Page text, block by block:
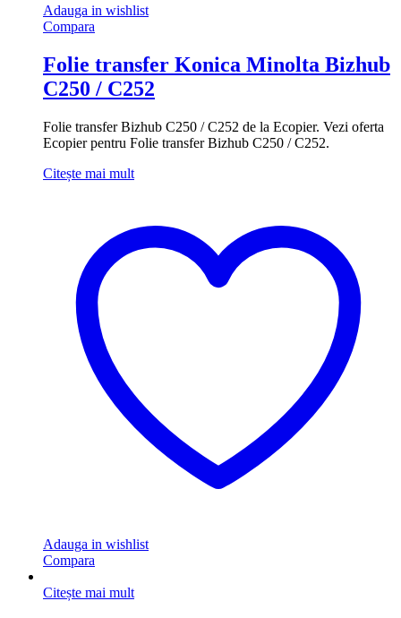
Adauga in wishlist
Compara
Folie transfer Konica Minolta Bizhub
C250 / C252
Folie transfer Bizhub C250 / C252 de la Ecopier. Vezi oferta
Ecopier pentru Folie transfer Bizhub C250 / C252.
Citește mai mult
Adauga in wishlist
Compara
Citește mai mult